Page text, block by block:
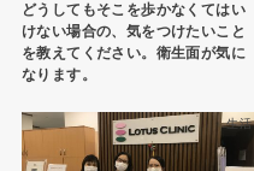
どうしてもそこを歩かなくてはい
けない場合の、気をつけたいこと
を教えてください。衛生面が気に
なります。
生活